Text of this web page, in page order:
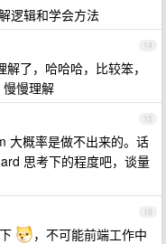
逻辑和学会方法
14
了，哈哈哈，比较笨，
慢理解
15
大概率是做不出来的。话
思考下的程度吧，谈量
16
，不可能前端工作中